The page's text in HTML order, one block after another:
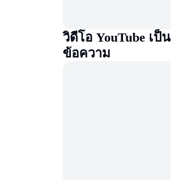
วิดีโอ YouTube เป็น
ข้อความ